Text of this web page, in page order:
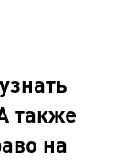
также
на